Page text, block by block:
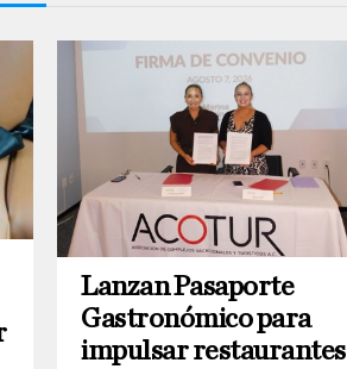
Lanzan Pasaporte
Gastronómico para
impulsar restaurantes